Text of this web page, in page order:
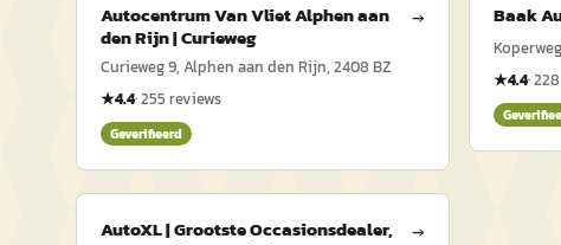
Autocentrum Van Vliet Alphen aan
den Rijn | Curieweg
→
Curieweg 9, Alphen aan den Rijn, 2408 BZ
★4.4·255 reviews
Geverifieerd
Baak
★4.4·228
AutoXL | Grootste Occasionsdealer,
→